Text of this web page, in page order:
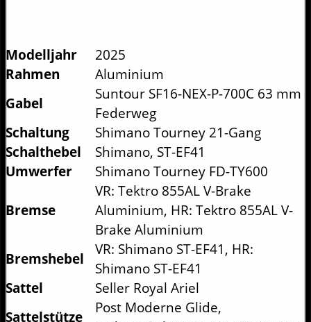
Modelljahr
2025
Rahmen
Aluminium
Gabel
Suntour SF16-NEX-P-700C 63 mm
Federweg
Schaltung
Shimano Tourney 21-Gang
Schalthebel
Shimano, ST-EF41
Umwerfer
Shimano Tourney FD-TY600
Bremse
VR: Tektro 855AL V-Brake
Aluminium, HR: Tektro 855AL V-
Brake Aluminium
Bremshebel
VR: Shimano ST-EF41, HR:
Shimano ST-EF41
Sattel
Seller Royal Ariel
Sattelstütze
Post Moderne Glide,